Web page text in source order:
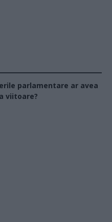
parlamentare ar avea
viitoare?